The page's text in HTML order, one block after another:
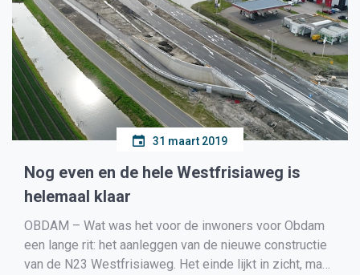
31 maart 2019
Nog even en de hele Westfrisiaweg is
helemaal klaar
OBDAM – Wat was het voor de inwoners voor Obdam
een lange rit: het aanleggen van de nieuwe constructie
van de N23 Westfrisiaweg. Het einde lijkt in zicht, maar